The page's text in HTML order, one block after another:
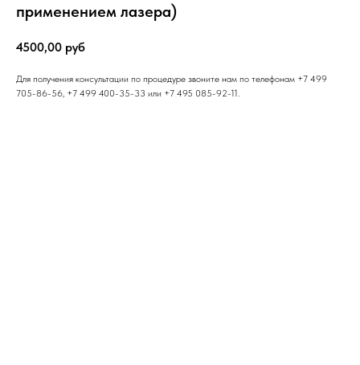
применением лазера)
4500,00 руб
Для получения консультации по процедуре звоните нам по телефонам +7 499
705-86-56, +7 499 400-35-33 или +7 495 085-92-11.